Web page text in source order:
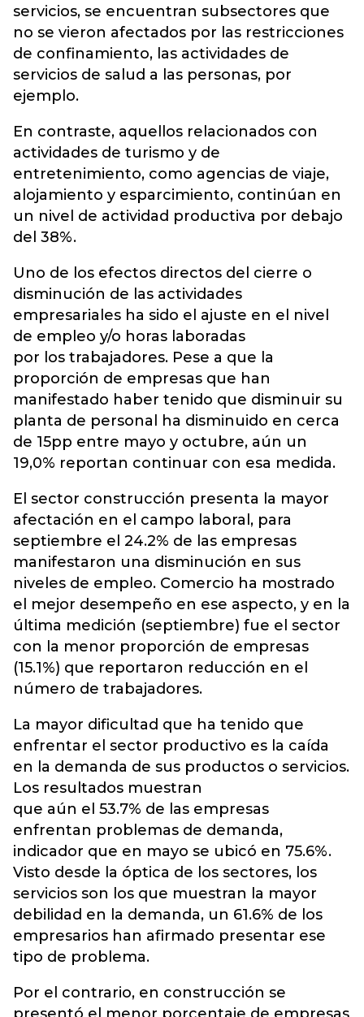
servicios, se encuentran subsectores que
no se vieron afectados por las restricciones
de confinamiento, las actividades de
servicios de salud a las personas, por
ejemplo.
En contraste, aquellos relacionados con
actividades de turismo y de
entretenimiento, como agencias de viaje,
alojamiento y esparcimiento, continúan en
un nivel de actividad productiva por debajo
del 38%.
Uno de los efectos directos del cierre o
disminución de las actividades
empresariales ha sido el ajuste en el nivel
de empleo y/o horas laboradas
por los trabajadores. Pese a que la
proporción de empresas que han
manifestado haber tenido que disminuir su
planta de personal ha disminuido en cerca
de 15pp entre mayo y octubre, aún un
19,0% reportan continuar con esa medida.
El sector construcción presenta la mayor
afectación en el campo laboral, para
septiembre el 24.2% de las empresas
manifestaron una disminución en sus
niveles de empleo. Comercio ha mostrado
el mejor desempeño en ese aspecto, y en la
última medición (septiembre) fue el sector
con la menor proporción de empresas
(15.1%) que reportaron reducción en el
número de trabajadores.
La mayor dificultad que ha tenido que
enfrentar el sector productivo es la caída
en la demanda de sus productos o servicios.
Los resultados muestran
que aún el 53.7% de las empresas
enfrentan problemas de demanda,
indicador que en mayo se ubicó en 75.6%.
Visto desde la óptica de los sectores, los
servicios son los que muestran la mayor
debilidad en la demanda, un 61.6% de los
empresarios han afirmado presentar ese
tipo de problema.
Por el contrario, en construcción se